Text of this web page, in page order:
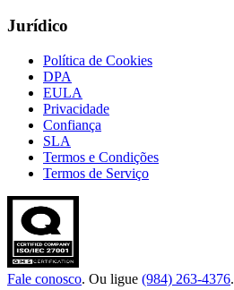
Jurídico
Política de Cookies
DPA
EULA
Privacidade
Confiança
SLA
Termos e Condições
Termos de Serviço
Fale conosco. Ou ligue (984) 263-4376.